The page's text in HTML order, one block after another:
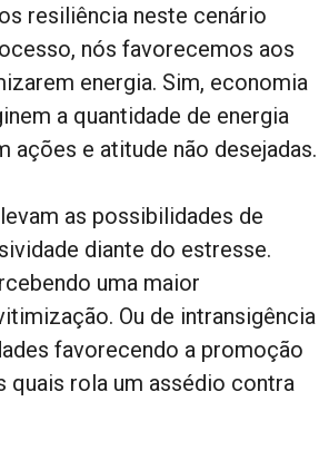
resiliência neste cenário
nós favorecemos aos
energia. Sim, economia
a quantidade de energia
ações e atitude não desejadas.
as possibilidades de
diante do estresse.
uma maior
Ou de intransigência
favorecendo a promoção
quais rola um assédio contra